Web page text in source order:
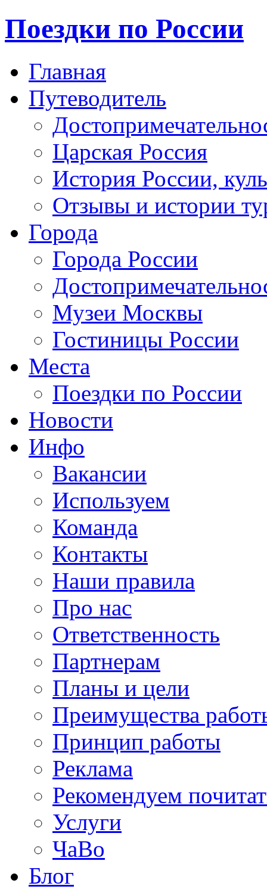
Поездки по России
Главная
Путеводитель
Царская Россия
История России,
Отзывы и истории
Города
Города России
Музеи Москвы
Гостиницы России
Места
Поездки по России
Новости
Инфо
Вакансии
Используем
Команда
Контакты
Наши правила
Про нас
Ответственность
Партнерам
Планы и цели
Преимущества
Принцип работы
Реклама
Рекомендуем
Услуги
ЧаВо
Блог